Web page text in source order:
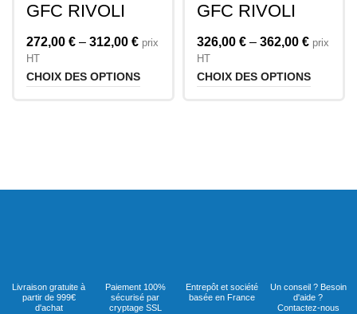
GFC RIVOLI
Avec Stockage
272,00 € – 312,00 € prix
HT
CHOIX DES OPTIONS
GFC RIVOLI
Biseauté avec
Stockage
326,00 € – 362,00 € prix
HT
CHOIX DES OPTIONS
Livraison gratuite à
partir de 999€
d'achat
Paiement 100%
sécurisé par
cryptage SSL
Entrepôt et société
basée en France
Un conseil ? Besoin
d'aide ?
Contactez-nous